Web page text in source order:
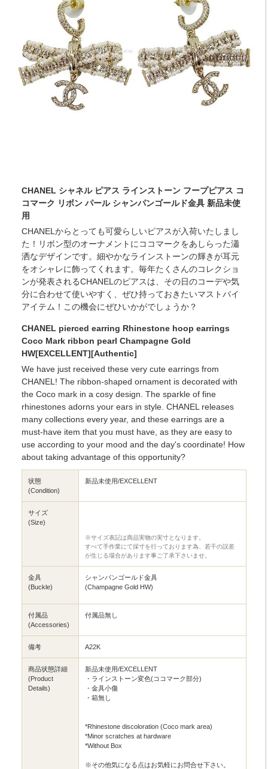
CHANEL シャネル ピアス ラインストーン フープピアス コ
コマーク リボン パール シャンパンゴールド金具 新品未使
用
CHANELからとっても可愛らしいピアスが入荷いたしまし
た！リボン型のオーナメントにココマークをあしらった瀟
洒なデザインです。細やかなラインストーンの輝きが耳元
をオシャレに飾ってくれます。毎年たくさんのコレクショ
ンが発表されるCHANELのピアスは、その日のコーデや気
分に合わせて使いやすく、ぜひ持っておきたいマストバイ
アイテム！この機会にぜひいかがでしょうか？
CHANEL pierced earring Rhinestone hoop earrings
Coco Mark ribbon pearl Champagne Gold
HW[EXCELLENT][Authentic]
We have just received these very cute earrings from
CHANEL! The ribbon-shaped ornament is decorated with
the Coco mark in a cosy design. The sparkle of fine
rhinestones adorns your ears in style. CHANEL releases
many collections every year, and these earrings are a
must-have item that you must have, as they are easy to
use according to your mood and the day's coordinate! How
about taking advantage of this opportunity?
状態
(Condition)
新品未使用/EXCELLENT
サイズ
(Size)
※サイズ表記は商品実物の実寸となります。
すべて手作業にて採寸を行っております為、若干の誤差
が生じる場合があります事ご了承下さいませ。
金具
(Buckle)
シャンパンゴールド金具
(Champagne Gold HW)
付属品
(Accessories)
付属品無し
備考 A22K
商品状態詳細
(Product
Details)
新品未使用/EXCELLENT
・ラインストーン変色(ココマーク部分)
・金具小傷
・箱無し
*Rhinestone discoloration (Coco mark area)
*Minor scratches at hardware
*Without Box
※その他気になる点はお気軽にお問合せ下さい。